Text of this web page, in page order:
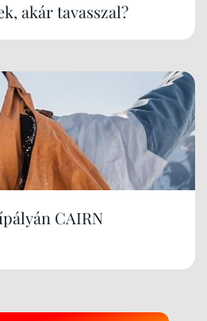
akár tavasszal?
CAIRN